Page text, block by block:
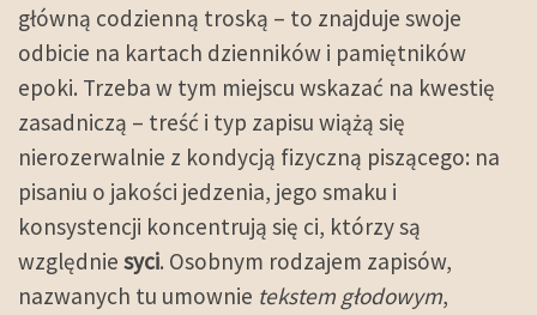
główną codzienną troską – to znajduje swoje
odbicie na kartach dzienników i pamiętników
epoki. Trzeba w tym miejscu wskazać na kwestię
zasadniczą – treść i typ zapisu wiążą się
nierozerwalnie z kondycją fizyczną piszącego: na
pisaniu o jakości jedzenia, jego smaku i
konsystencji koncentrują się ci, którzy są
względnie syci. Osobnym rodzajem zapisów,
nazwanych tu umownie tekstem głodowym,